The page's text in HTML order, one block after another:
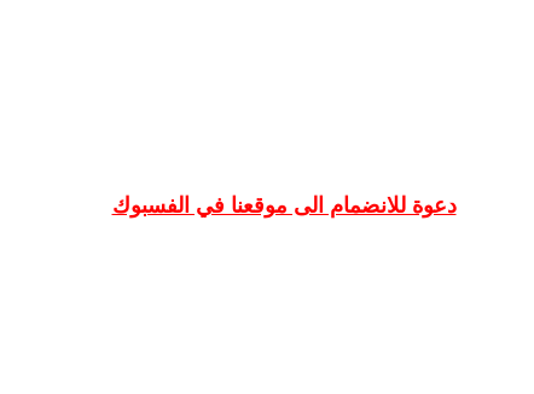
دعوة للانضمام الى موقعنا في الفسبوك